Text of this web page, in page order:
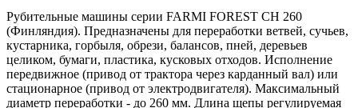
Рубительные машины серии FARMI FOREST СН 260
(Финляндия). Предназначены для переработки ветвей, сучьев,
кустарника, горбыля, обрези, балансов, пней, деревьев
целиком, бумаги, пластика, кусковых отходов. Исполнение
передвижное (привод от трактора через карданный вал) или
стационарное (привод от электродвигателя). Максимальный
диаметр переработки - до 260 мм. Длина щепы регулируемая